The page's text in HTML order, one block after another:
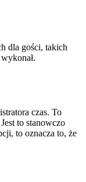
dla gości, takich
czas. To
to stanowczo
to oznacza to, że